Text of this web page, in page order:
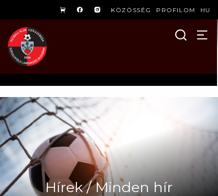
KÖZÖSSÉG PROFILOM HU
Hírek / Minden hír